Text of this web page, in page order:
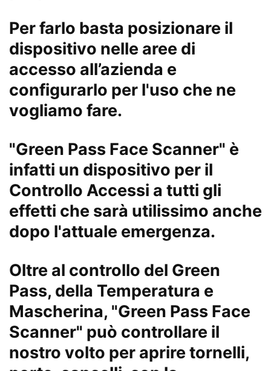
Per farlo basta posizionare il
dispositivo nelle aree di
accesso all’azienda e
configurarlo per l'uso che ne
vogliamo fare.
"Green Pass Face Scanner" è
infatti un dispositivo per il
Controllo Accessi a tutti gli
effetti che sarà utilissimo anche
dopo l'attuale emergenza.
Oltre al controllo del Green
Pass, della Temperatura e
Mascherina, "Green Pass Face
Scanner" può controllare il
nostro volto per aprire tornelli,